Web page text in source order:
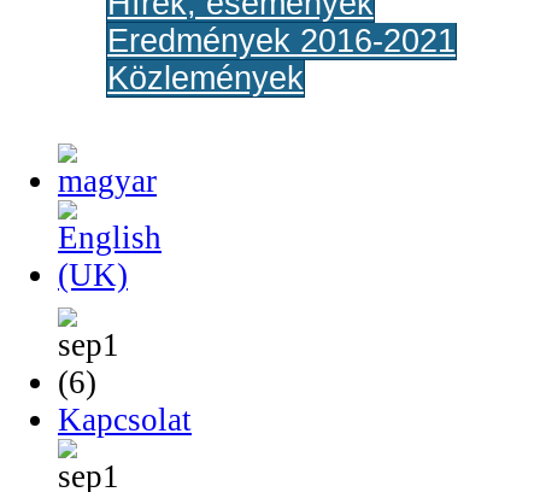
Eredmények 2016-2021
Közlemények
Kapcsolat